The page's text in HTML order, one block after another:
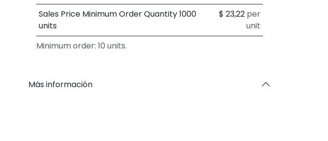
Sales Price Minimum Order Quantity 1000
units
$23,22 per
unit
Minimum order: 10 units.
Más información